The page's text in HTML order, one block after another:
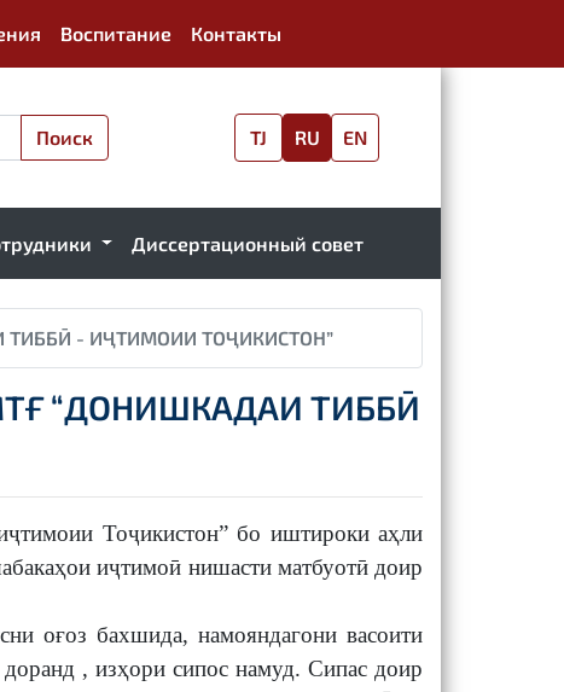
Воспитание Контакты
Поиск TJ RU EN
Диссертационный совет
- ИҶТИМОИИ ТОҶИКИСТОН”
“ДОНИШКАДАИ ТИББӢ
Тоҷикистон” бо иштироки аҳли
иҷтимоӣ нишасти матбуотӣ доир
оғоз бахшида, намояндагони васоити
, изҳори сипос намуд. Сипас доир